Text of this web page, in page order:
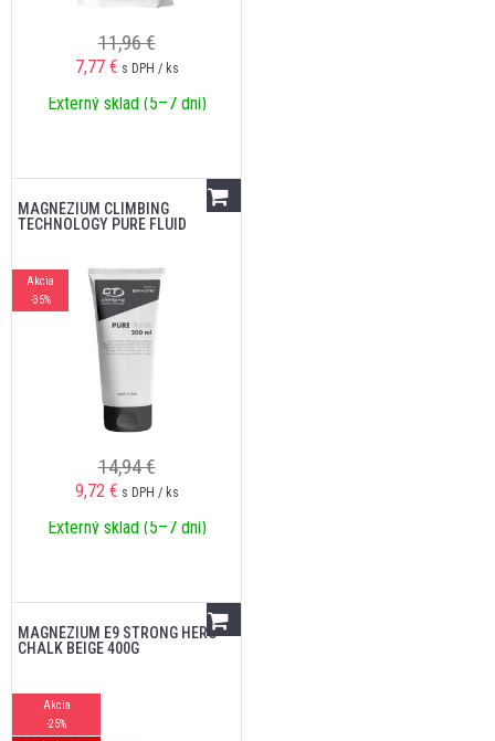
11,96 €
7,77 € s DPH / ks
Externý sklad (5–7 dní)
MAGNÉZIUM CLIMBING
TECHNOLOGY PURE FLUID
Akcia
-35%
14,94 €
9,72 € s DPH / ks
Externý sklad (5–7 dní)
MAGNÉZIUM E9 STRONG HERO
CHALK BEIGE 400G
Akcia
-25%